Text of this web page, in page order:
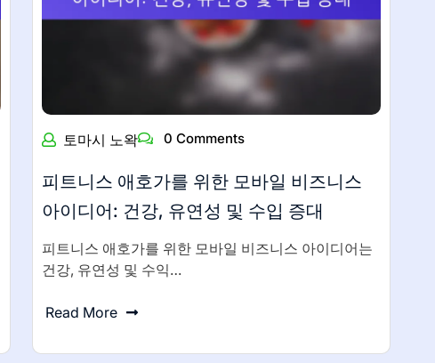
토마시 노왁 0 Comments
피트니스 애호가를 위한 모바일 비즈니스
아이디어: 건강, 유연성 및 수입 증대
피트니스 애호가를 위한 모바일 비즈니스 아이디어는
건강, 유연성 및 수익…
Read More